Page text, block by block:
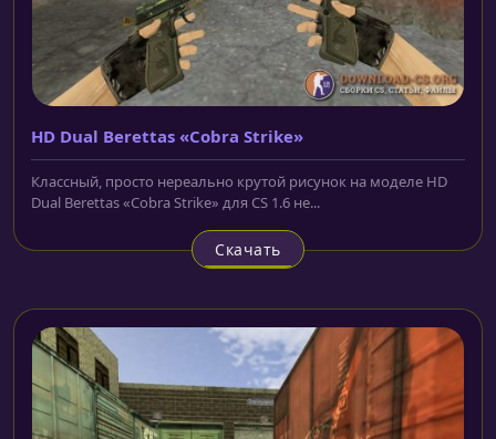
HD Dual Berettas «Cobra Strike»
Классный, просто нереально крутой рисунок на моделе HD
Dual Berettas «Cobra Strike» для CS 1.6 не...
Скачать